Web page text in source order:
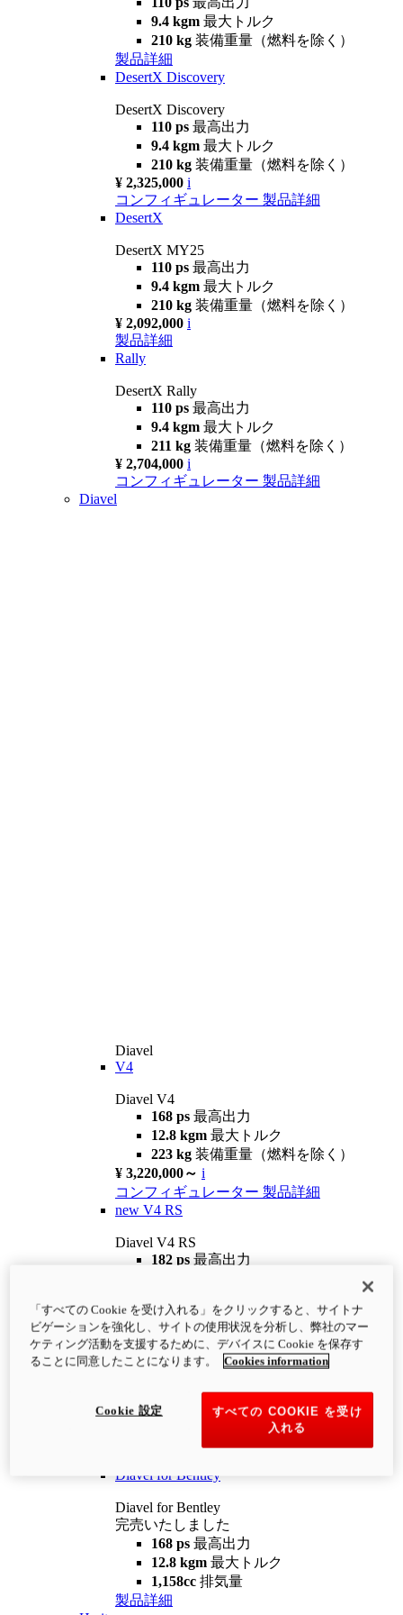
9.4 kgm 最大トルク
210 kg 装備重量（燃料を除く）
製品詳細
DesertX Discovery
DesertX Discovery
110 ps 最高出力
9.4 kgm 最大トルク
210 kg 装備重量（燃料を除く）
¥ 2,325,000 i
コンフィギュレーター 製品詳細
DesertX
DesertX MY25
110 ps 最高出力
9.4 kgm 最大トルク
210 kg 装備重量（燃料を除く）
¥ 2,092,000 i
製品詳細
Rally
DesertX Rally
110 ps 最高出力
9.4 kgm 最大トルク
211 kg 装備重量（燃料を除く）
¥ 2,704,000 i
コンフィギュレーター 製品詳細
Diavel
Diavel
V4
Diavel V4
168 ps 最高出力
12.8 kgm 最大トルク
223 kg 装備重量（燃料を除く）
¥ 3,220,000～ i
コンフィギュレーター 製品詳細
new V4 RS
Diavel V4 RS
182 ps 最高出力
¥4,400,000 i
コンフィギュレーター 製品詳細
newV4 RS 100
12.2 kgm
最大トルク
装備重量（燃料を除く）
Diavel for Bentley
Diavel for Bentley
完売いたしました
168 ps 最高出力
12.8 kgm 最大トルク
1,158cc 排気量
製品詳細
「すべての Cookie を受け入れる」をクリックすると、サイトナ
ビゲーションを強化し、サイトの使用状況を分析し、弊社のマー
ケティング活動を支援するために、デバイスに Cookie を保存す
ることに同意したことになります。
Cookies information
すべての COOKIE を受け
入れる
Cookie 設定